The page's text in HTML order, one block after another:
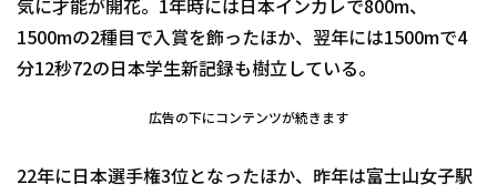
気に才能が開花。1年時には日本インカレで800m、
1500mの2種目で入賞を飾ったほか、翌年には1500mで4
分12秒72の日本学生新記録も樹立している。
広告の下にコンテンツが続きます
22年に日本選手権3位となったほか、昨年は富士山女子駅